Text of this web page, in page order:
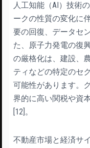
人工知能（AI）技術
ークの性質の変化に
要の回復、データセ
た、原子力発電の復
の厳格化は、建設、
ティなどの特定のセ
可能性があります。
界的に高い関税や資
[12]。
不動産市場と経済サ